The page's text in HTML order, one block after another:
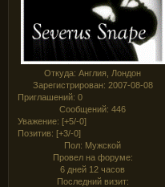
Откуда: Англия, Лондон
Зарегистрирован: 2007-08-08
Приглашений: 0
Сообщений: 446
Уважение: [+5/-0]
Позитив: [+3/-0]
Пол: Мужской
Провел на форуме:
6 дней 12 часов
Последний визит: